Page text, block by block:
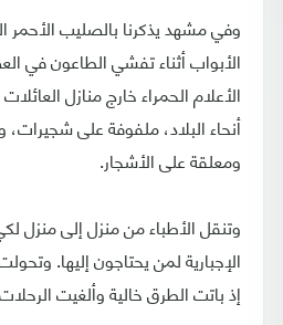
وفي مشهد يذكرنا بالصليب
الأبواب أثناء تفشي الطاعون في
الأعلام الحمراء خارج منازل
أنحاء البلاد، ملفوفة على
ومعلقة على الأشجار.
وتنقل الأطباء من منزل إلى منزل
الإجبارية لمن يحتاجون إليها.
إذ باتت الطرق خالية وألغيت